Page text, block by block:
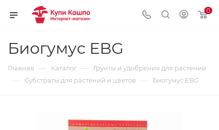
0
Биогумус EBG
Главная — Каталог — Грунты и удобрения для растений
— Субстраты для растений и цветов — Биогумус EBG